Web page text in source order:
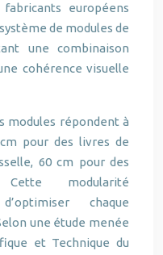
européens
de modules de
une combinaison
cohérence visuelle
modules répondent à
pour des livres de
60 cm pour des
Cette modularité
chaque
une étude menée
et Technique du